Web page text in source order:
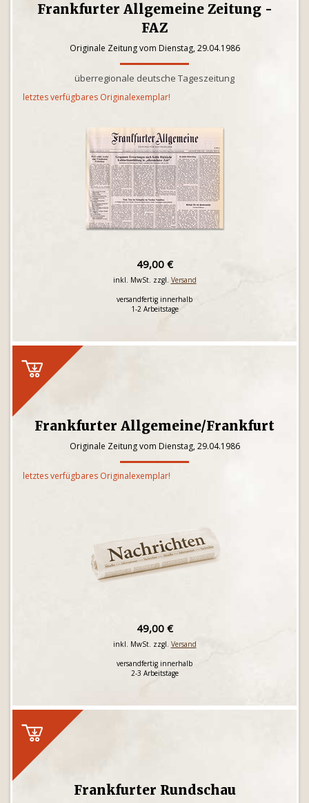
Frankfurter Allgemeine Zeitung -
FAZ
Originale Zeitung vom Dienstag, 29.04.1986
überregionale deutsche Tageszeitung
letztes verfügbares Originalexemplar!
49,00 €
inkl. MwSt. zzgl. Versand
versandfertig innerhalb
1-2 Arbeitstage
Frankfurter Allgemeine/Frankfurt
Originale Zeitung vom Dienstag, 29.04.1986
letztes verfügbares Originalexemplar!
49,00 €
inkl. MwSt. zzgl. Versand
versandfertig innerhalb
2-3 Arbeitstage
Frankfurter Rundschau